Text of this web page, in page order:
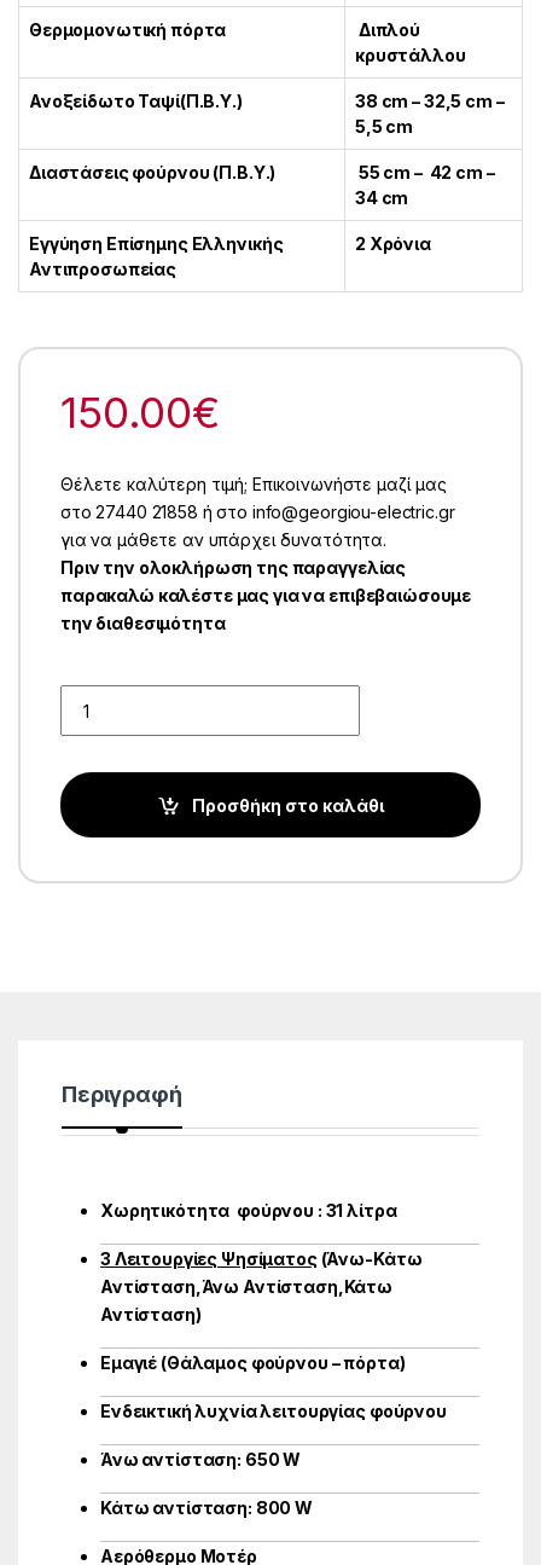
Θερμομονωτική πόρτα
Διπλού
κρυστάλλου
Ανοξείδωτο Ταψί(Π.Β.Υ.)
38 cm – 32,5 cm –
5,5 cm
Διαστάσεις φούρνου (Π.Β.Υ.)
55 cm – 42 cm –
34 cm
Εγγύηση Επίσημης Ελληνικής
Αντιπροσωπείας
2 Χρόνια
150.00€
Θέλετε καλύτερη τιμή; Επικοινωνήστε μαζί μας
στο 27440 21858 ή στο info@georgiou-electric.gr
για να μάθετε αν υπάρχει δυνατότητα.
Πριν την ολοκλήρωση της παραγγελίας
παρακαλώ καλέστε μας για να επιβεβαιώσουμε
την διαθεσιμότητα
Προσθήκη στο καλάθι
Περιγραφή
Χωρητικότητα φούρνου : 31 λίτρα
3 Λειτουργίες Ψησίματος(Άνω-Κάτω
Αντίσταση,Άνω Αντίσταση,Κάτω
Αντίσταση)
Εμαγιέ (Θάλαμος φούρνου – πόρτα)
Ενδεικτική λυχνία λειτουργίας φούρνου
Άνω αντίσταση: 650 W
Κάτω αντίσταση: 800 W
Αερόθερμο Μοτέρ